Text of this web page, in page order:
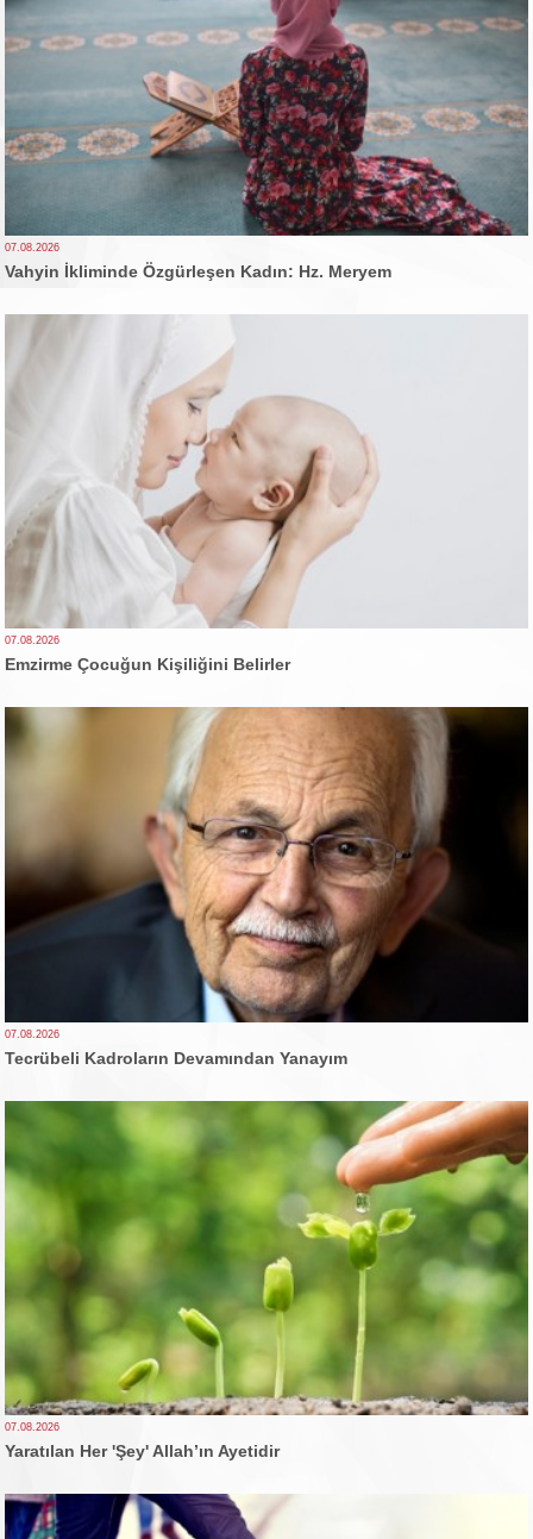
07.08.2026
Vahyin İkliminde Özgürleşen Kadın: Hz. Meryem
07.08.2026
Emzirme Çocuğun Kişiliğini Belirler
07.08.2026
Tecrübeli Kadroların Devamından Yanayım
07.08.2026
Yaratılan Her 'Şey' Allah’ın Ayetidir